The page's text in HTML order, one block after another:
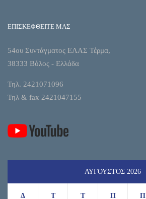
ΕΠΙΣΚΕΦΘΕΙΤΕ ΜΑΣ
54ου Συντάγματος ΕΛΑΣ Τέρμα,
38333 Βόλος - Ελλάδα
Τηλ. 2421071096
Τηλ & fax 2421047155
ΑΎΓΟΥΣΤΟΣ 2026
Δ Τ Τ Π Π